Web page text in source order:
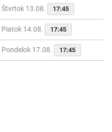
Štvrtok 13.08. 17:45
Piatok 14.08. 17:45
Pondelok 17.08. 17:45